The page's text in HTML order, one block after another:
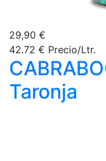
29,90 €
42.72 € Precio/Ltr.
Taronja